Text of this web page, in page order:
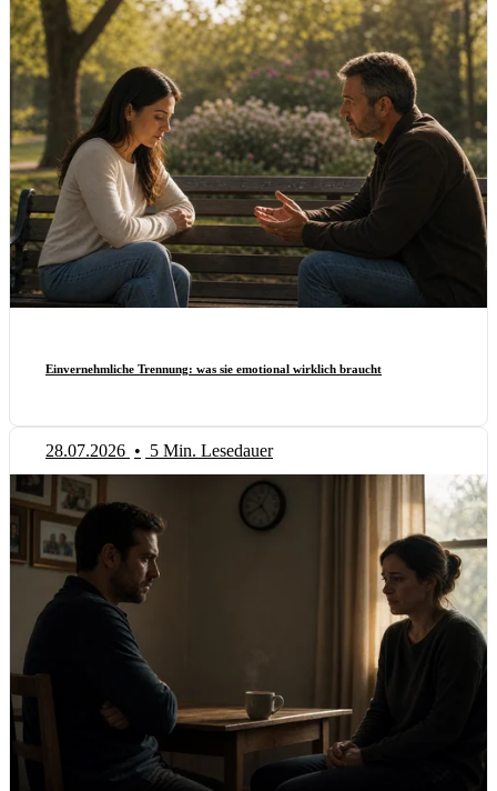
Einvernehmliche Trennung: was sie emotional wirklich braucht
28.07.2026 • 5 Min. Lesedauer